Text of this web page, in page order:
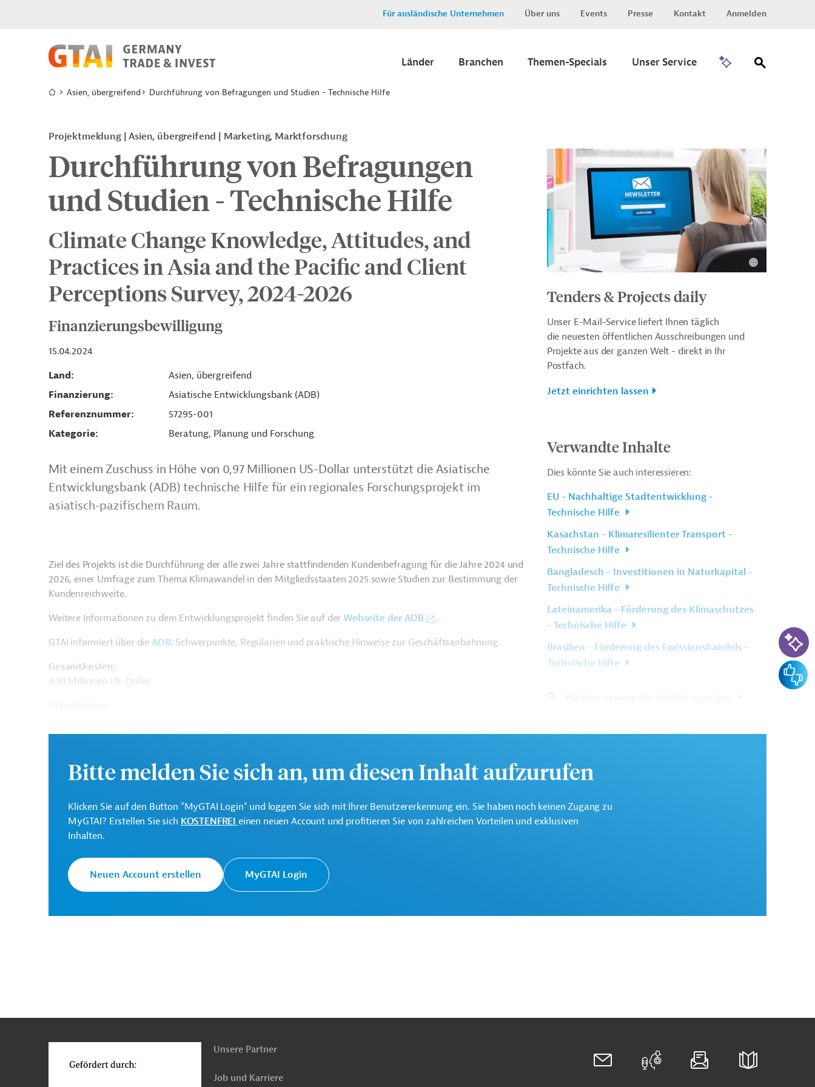
Für ausländische Unternehmen Über uns Events Presse Kontakt Anmelden
Länder Branchen Themen-Specials Unser Service
Asien, übergreifend Durchführung von Befragungen und Studien - Technische Hilfe
Projektmeldung Asien, übergreifend Marketing, Marktforschung
Durchführung von Befragungen
und Studien - Technische Hilfe
Climate Change Knowledge, Attitudes, and
Practices in Asia and the Pacific and Client
Perceptions Survey, 2024-2026
Finanzierungsbewilligung
15.04.2024
Land
Asien, übergreifend
Finanzierung
Asiatische Entwicklungsbank (ADB)
Referenznummer
57295-001
Kategorie
Beratung, Planung und Forschung
Mit einem Zuschuss in Höhe von 0,97 Millionen US-Dollar unterstützt die Asiatische
Entwicklungsbank (ADB) technische Hilfe für ein regionales Forschungsprojekt im
asiatisch-pazifischem Raum.
Ziel des Projekts ist die Durchführung der alle zwei Jahre stattfindenden Kundenbefragung für die Jahre 2024 und
2026, einer Umfrage zum Thema Klimawandel in den Mitgliedsstaaten 2025 sowie Studien zur Bestimmung der
Kundenreichweite.
Weitere Informationen zu dem Entwicklungsprojekt finden Sie auf derWebseite der ADB
.
GTAI informiert über die ADB: Schwerpunkte, Regularien und praktische Hinweise zur Geschäftsanbahnung.
Gesamtkosten:
0,97 Millionen US-Dollar
Kontaktadresse
Entwicklungsbank (ADB)
Region Asien und Pazifik.
Tenders & Projects daily
Unser E-Mail-Service liefert Ihnen täglich
die neuesten öffentlichen Ausschreibungen und
Projekte aus der ganzen Welt - direkt in Ihr
Postfach.
Jetzt einrichten lassen
Verwandte Inhalte
Dies könnte Sie auch interessieren:
EU - Nachhaltige Stadtentwicklung -
Technische Hilfe
Kasachstan - Klimaresilienter Transport -
Technische Hilfe
Bangladesch - Investitionen in Naturkapital -
Technische Hilfe
Lateinamerika - Förderung des Klimaschutzes
- Technische Hilfe
Brasilien - Förderung des Emissionshandels -
Technische Hilfe
Bitte melden Sie sich an, um diesen Inhalt aufzurufen
Klicken Sie auf den Button "MyGTAI Login" und loggen Sie sich mit Ihrer Benutzererkennung ein. Sie haben noch keinen Zugang zu
MyGTAI? Erstellen Sie sich KOSTENFREI einen neuen Account und profitieren Sie von zahlreichen Vorteilen und exklusiven
Inhalten.
Neuen Account erstellen MyGTAI Login
oben
Unsere Partner
Job und Karriere
KI-